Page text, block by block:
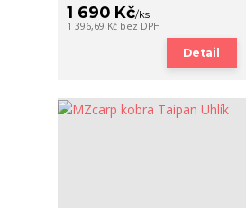
1 690 Kč/ks
1 396,69 Kč bez DPH
Detail